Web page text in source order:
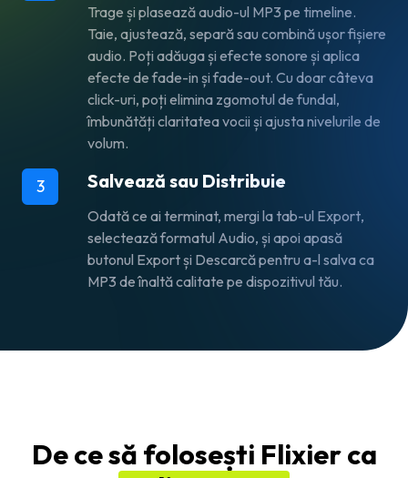
Trage și plasează audio-ul MP3 pe timeline.
Taie, ajustează, separă sau combină ușor fișiere
audio. Poți adăuga și efecte sonore și aplica
efecte de fade-in și fade-out. Cu doar câteva
click-uri, poți elimina zgomotul de fundal,
îmbunătăți claritatea vocii și ajusta nivelurile de
volum.
3 Salvează sau Distribuie
Odată ce ai terminat, mergi la tab-ul Export,
selectează formatul Audio, și apoi apasă
butonul Export și Descarcăpentru a-l salva ca
MP3 de înaltă calitate pe dispozitivul tău.
De ce să folosești Flixier ca